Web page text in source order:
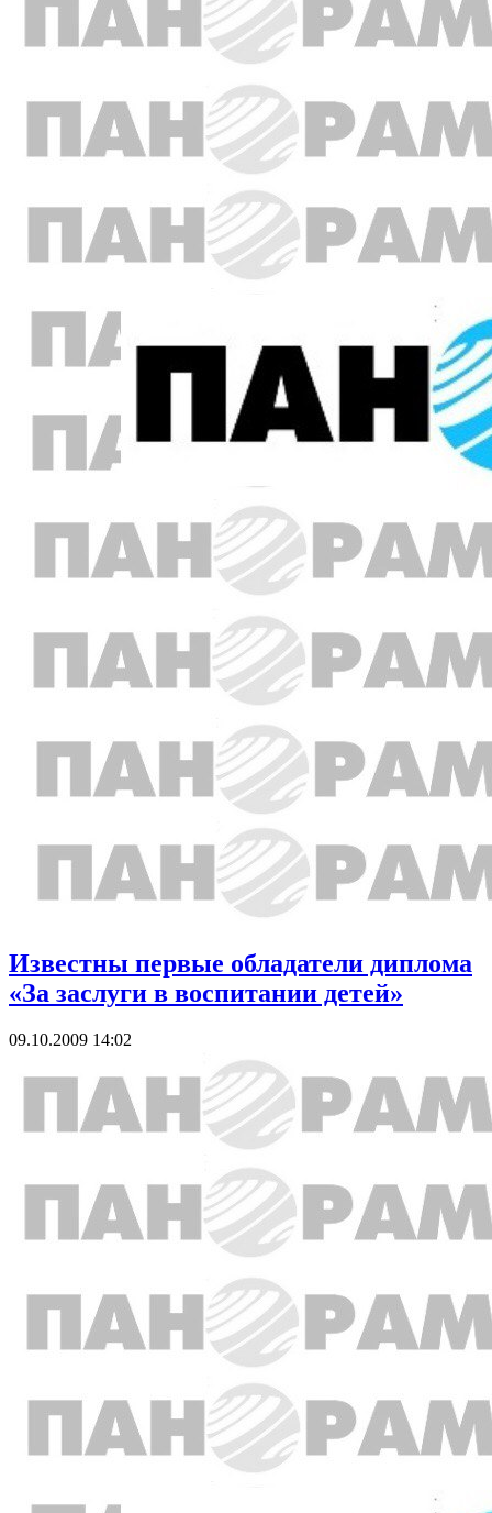
Известны первые обладатели диплома
«За заслуги в воспитании детей»
09.10.2009 14:02